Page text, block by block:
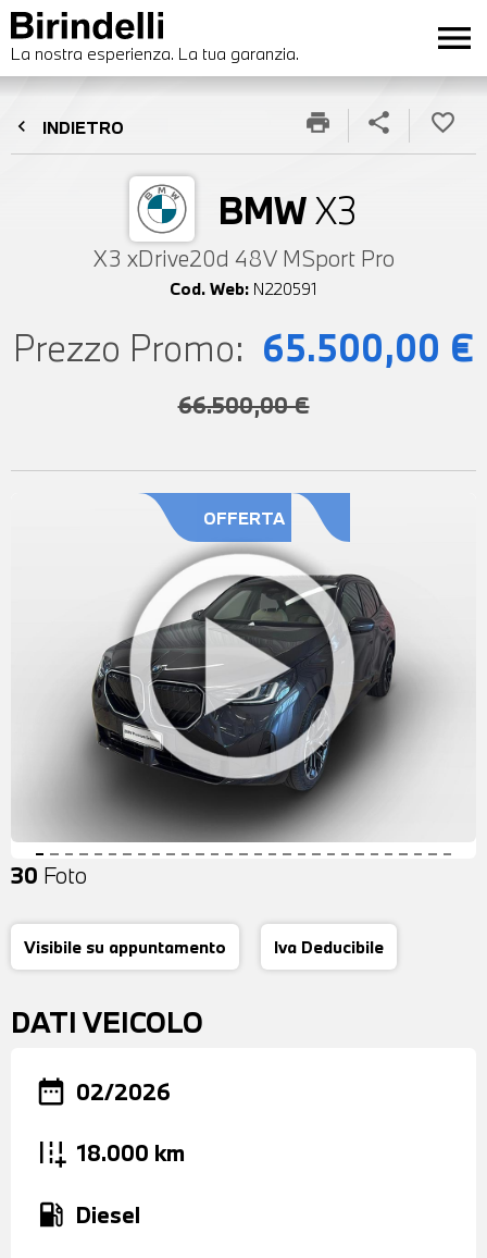
La nostra esperienza. La tua garanzia. menu
chevron_left INDIETRO
BMWX3
X3 xDrive20d 48V MSport Pro
Cod. Web: N220591
print share favorite_border
Prezzo Promo: 65.500,00 €
66.500,00 €
OFFERTA
30 Foto
Visibile su appuntamento Iva Deducibile
DATI VEICOLO
date_range 02/2026
add_road 18.000 km
local_gas_station Diesel